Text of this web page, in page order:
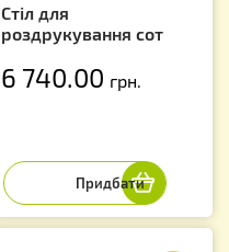
Стіл для
роздрукування сот
6 740.00 грн.